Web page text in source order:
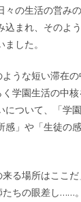
々の生活の営み
込まれ、そのよ
した。
うな短い滞在
学園生活の中
について、「学
感」や「生徒の
る場所はここ
たちの眼差し……